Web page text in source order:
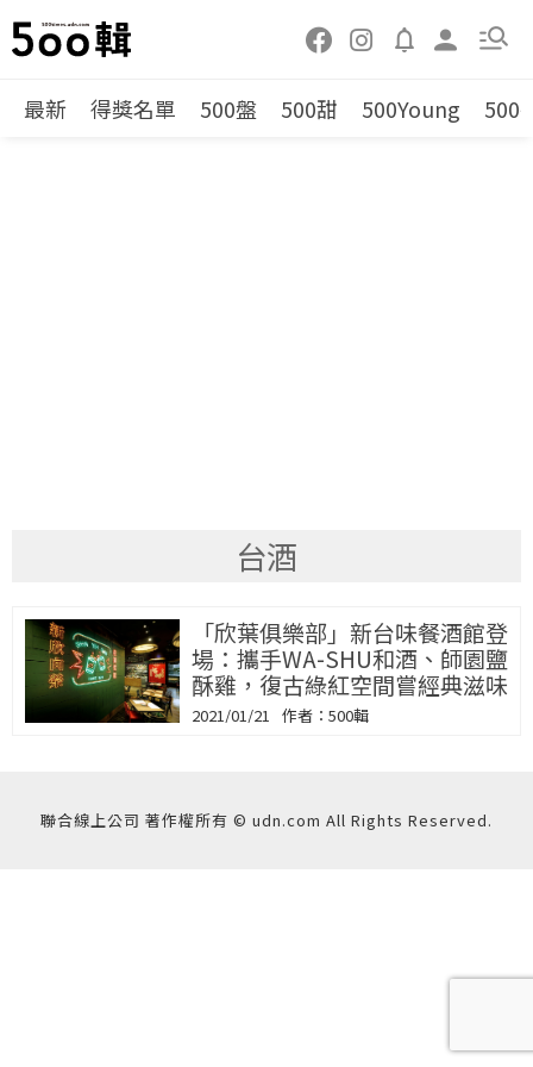
最新 得獎名單 500盤 500甜 500Young 500
台酒
「欣葉俱樂部」新台味餐酒館登
場：攜手WA-SHU和酒、師園鹽
酥雞，復古綠紅空間嘗經典滋味
2021/01/21 500輯
聯合線上公司 著作權所有 © udn.com All Rights Reserved.